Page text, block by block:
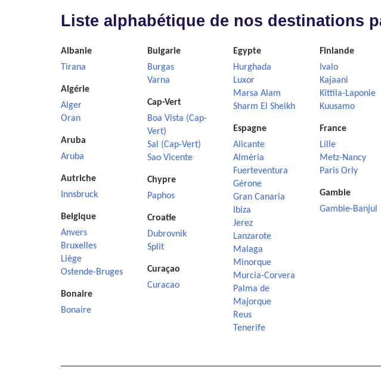
Liste alphabétique de nos destinations
Albanie
Tirana
Algérie
Alger
Oran
Aruba
Aruba
Autriche
Innsbruck
Belgique
Anvers
Bruxelles
Liège
Ostende-Bruges
Bonaire
Bonaire
Bulgarie
Burgas
Varna
Cap-Vert
Boa Vista (Cap-
Vert)
Sal (Cap-Vert)
Sao Vicente
Chypre
Paphos
Croatie
Dubrovnik
Split
Curaçao
Curacao
Egypte
Hurghada
Luxor
Marsa Alam
Sharm El Sheikh
Espagne
Alicante
Alméria
Fuerteventura
Gérone
Gran Canaria
Ibiza
Jerez
Lanzarote
Malaga
Minorque
Murcia-Corvera
Palma de
Majorque
Reus
Tenerife
Finlande
Ivalo
Kajaani
Kittila-Laponie
Kuusamo
France
Lille
Metz-Nancy
Paris Orly
Gambie
Gambie-Banjul